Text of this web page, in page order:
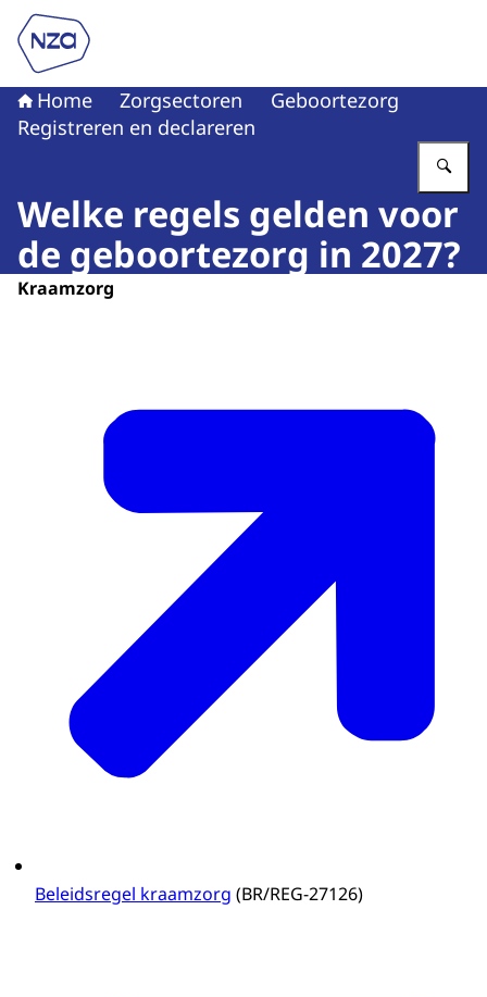
Naar de homepage van Nederlandse Zorgautoriteit
Home Zorgsectoren
Geboortezorg
Registreren en declareren
Welke regels gelden voor
de geboortezorg in 2027?
Kraamzorg
Beleidsregel kraamzorg (BR/REG-27126)